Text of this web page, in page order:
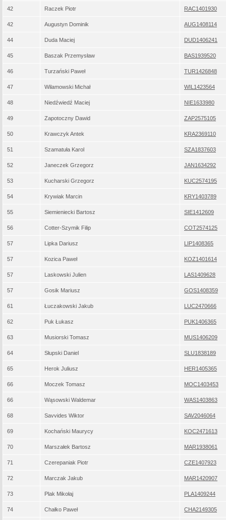
42 Raczek Piotr RAC1401930
42 Augustyn Dominik AUG1408114
44 Duda Maciej DUD1406241
45 Baszak Przemysław BAS1939520
46 Turzański Paweł TUR1426848
47 Wilamowski Michał WIL1423564
48 Niedźwiedź Maciej NIE1633980
49 Zapotoczny Dawid ZAP2575105
50 Krawczyk Antek KRA2369110
51 Szamatuła Karol SZA1837603
52 Janeczek Grzegorz JAN1634292
53 Kucharski Grzegorz KUC2574195
54 Krywiak Marcin KRY1403789
55 Siemieniecki Bartosz SIE1412609
56 Cotter-Szymik Filip COT2574125
57 Lipka Dariusz LIP1408365
57 Kozica Paweł KOZ1401614
57 Laskowski Julien LAS1409628
57 Gosik Mariusz GOS1408359
61 Łuczakowski Jakub LUC2470666
62 Puk Łukasz PUK1406365
63 Musiorski Tomasz MUS1406209
64 Słupski Daniel SLU1838189
65 Herok Juliusz HER1405365
66 Moczek Tomasz MOC1403453
66 Wąsowski Waldemar WAS1403863
68 Savvides Wiktor SAV2046064
69 Kochański Maurycy KOC2471613
70 Marszałek Bartosz MAR1938061
71 Czerepaniak Piotr CZE1407923
72 Marczak Jakub MAR1420907
73 Plak Mikołaj PLA1409244
74 Chałko Paweł CHA2149305